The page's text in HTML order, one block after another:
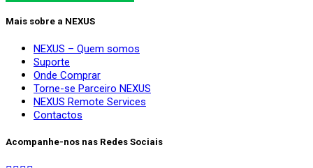
Mais sobre a NEXUS
NEXUS – Quem somos
Suporte
Onde Comprar
Torne-se Parceiro NEXUS
NEXUS Remote Services
Contactos
Acompanhe-nos nas Redes Sociais